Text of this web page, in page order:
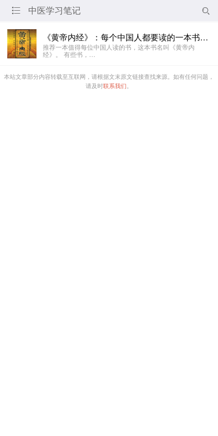
 中医学习笔记 
《黄帝内经》：每个中国人都要读的一本书（by 董洪涛）
推荐一本值得每位中国人读的书，这本书名叫《黄帝内
经》。 有些书，…
本站文章部分内容转载至互联网，请根据文末原文链接查找来源。如有任何问题，
请及时联系我们